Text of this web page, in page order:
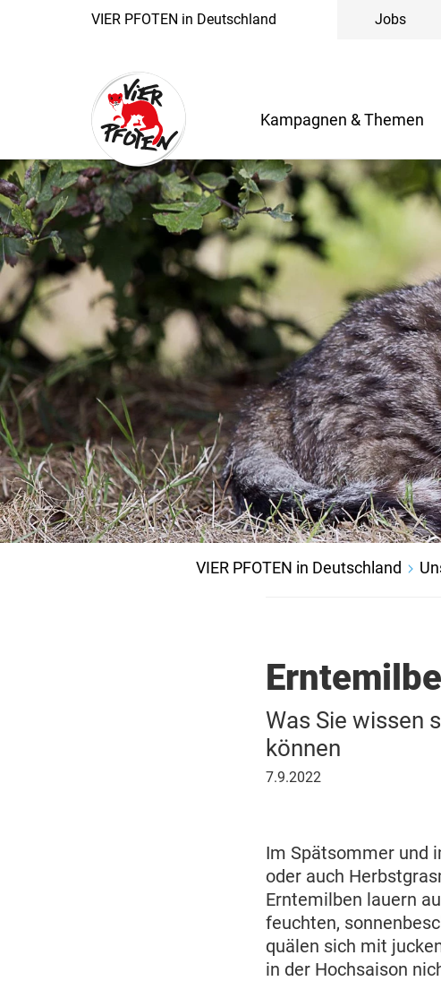
VIER PFOTEN in Deutschland Jobs
Kampagnen & Themen
VIER PFOTEN in Deutschland
Was Sie wissen
können
7.
7.9.2022
Im Spätsommer und
oder auch
Erntemilben lauern
feuchten,
quälen sich mit
in der Hochsaison